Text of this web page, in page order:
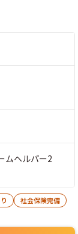
ムヘルパー2
社会保険完備